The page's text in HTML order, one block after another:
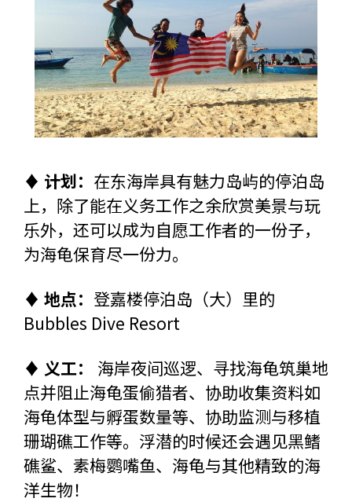
♦ 计划： 在东海岸具有魅力岛屿的停泊岛
上，除了能在义务工作之余欣赏美景与玩
乐外，还可以成为自愿工作者的一份子，
为海龟保育尽一份力。
♦ 地点： 登嘉楼停泊岛（大）里的
Bubbles Dive Resort
♦ 义工：
海岸夜间巡逻、寻找海龟筑巢地
点并阻止海龟蛋偷猎者、协助收集资料如
海龟体型与孵蛋数量等、协助监测与移植
珊瑚礁工作等。浮潜的时候还会遇见黑鳍
礁鲨、素梅鹦嘴鱼、海龟与其他精致的海
洋生物！